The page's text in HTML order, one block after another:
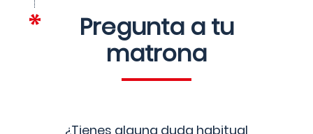
Pregunta a tu
matrona
¿Tienes alguna duda habitual